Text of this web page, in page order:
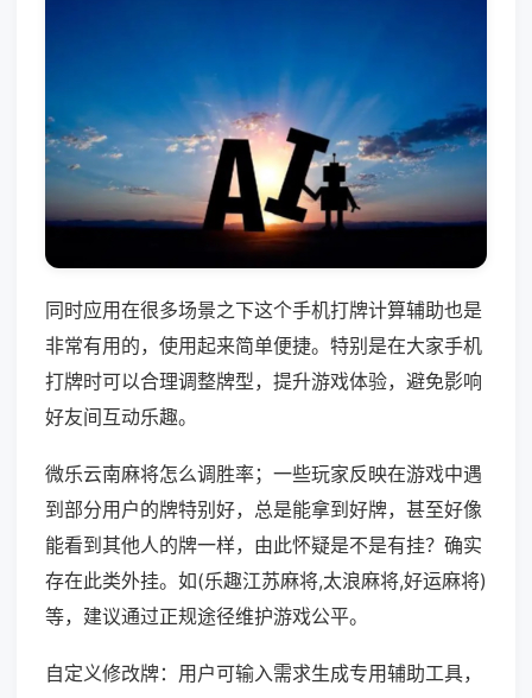
同时应用在很多场景之下这个手机打牌计算辅助也是
非常有用的，使用起来简单便捷。特别是在大家手机
打牌时可以合理调整牌型，提升游戏体验，避免影响
好友间互动乐趣。
微乐云南麻将怎么调胜率；一些玩家反映在游戏中遇
到部分用户的牌特别好，总是能拿到好牌，甚至好像
能看到其他人的牌一样，由此怀疑是不是有挂？确实
存在此类外挂。如(乐趣江苏麻将,太浪麻将,好运麻将)
等，建议通过正规途径维护游戏公平。
自定义修改牌：用户可输入需求生成专用辅助工具，